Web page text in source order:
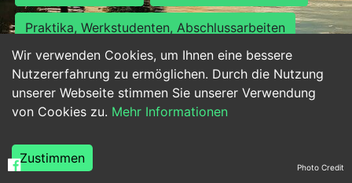
Wir verwenden Cookies, um Ihnen eine bessere
Nutzererfahrung zu ermöglichen. Durch die Nutzung
unserer Webseite stimmen Sie unserer Verwendung
von Cookies zu. Mehr Informationen
Zustimmen
Praktika, Werkstudenten, Abschlussarbeiten
Personalwesen Assistenz, Sekretariat
Hilfskräfte, Aushilfs- und Nebenjobs
Weiterbildung, Studium, duale Ausbildung Photo Credit